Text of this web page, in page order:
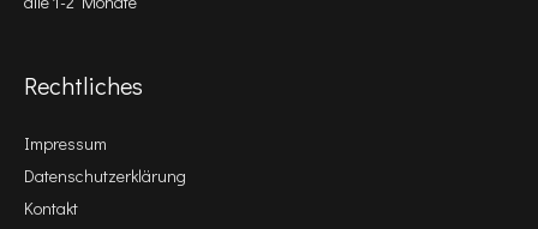
Rechtliches
Impressum
Datenschutzerklärung
Kontakt